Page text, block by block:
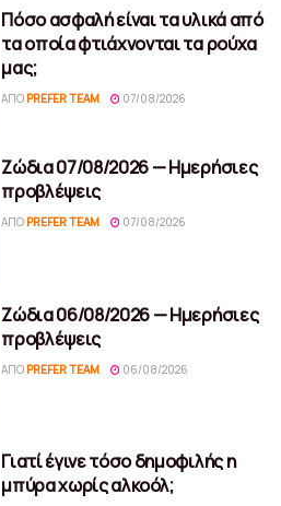
Πόσο ασφαλή είναι τα υλικά από
τα οποία φτιάχνονται τα ρούχα
μας;
ΑΠΌ PREFER TEAM 07/08/2026
Ζώδια 07/08/2026 — Ημερήσιες
προβλέψεις
ΑΠΌ PREFER TEAM 07/08/2026
Ζώδια 06/08/2026 — Ημερήσιες
προβλέψεις
ΑΠΌ PREFER TEAM 06/08/2026
Γιατί έγινε τόσο δημοφιλής η
μπύρα χωρίς αλκοόλ;